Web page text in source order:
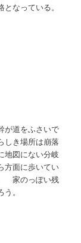
なっている。
が道をふさいで
しき場所は崩落
図にない分岐
方面に歩いてい
家のっぽい残
。